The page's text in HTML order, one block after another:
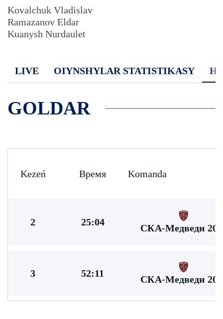
Kovalchuk Vladislav
Ramazanov Eldar
Kuanysh Nurdaulet
LIVE OIYNSHYLAR STATISTIKASY
GOLDAR
Kezeń Время Komanda
2 25:04
СКА-Медведи
3 52:11
СКА-Медведи